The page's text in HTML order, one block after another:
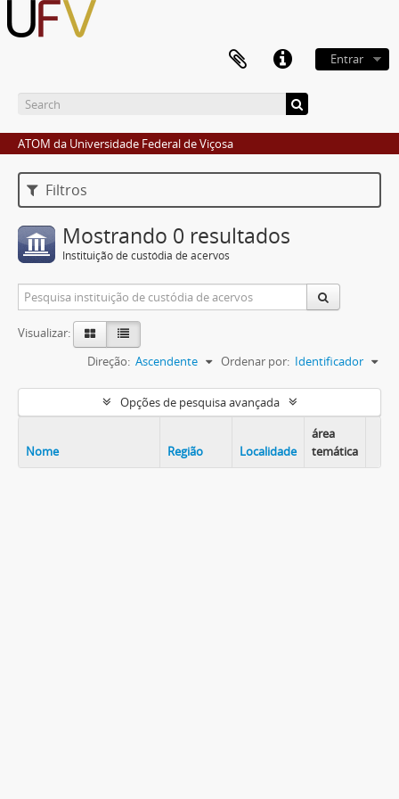
Entrar
ATOM da Universidade Federal de Viçosa
Filtros
Mostrando 0 resultados
Instituição de custódia de acervos
Visualizar:
Ordenar por: Identificador
Direção: Ascendente
Opções de pesquisa avançada
Nome Região Localidade
área
temática